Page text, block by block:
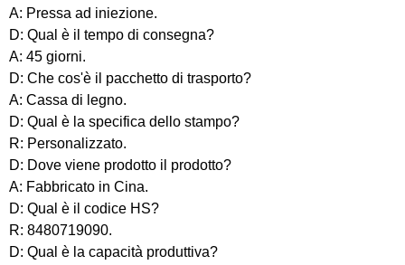
A: Pressa ad iniezione.
D: Qual è il tempo di consegna?
A: 45 giorni.
D: Che cos'è il pacchetto di trasporto?
A: Cassa di legno.
D: Qual è la specifica dello stampo?
R: Personalizzato.
D: Dove viene prodotto il prodotto?
A: Fabbricato in Cina.
D: Qual è il codice HS?
R: 8480719090.
D: Qual è la capacità produttiva?